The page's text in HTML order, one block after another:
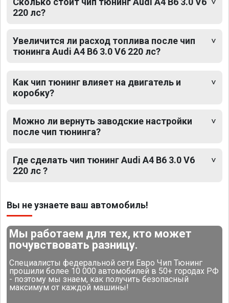
220 лс?
Увеличится ли расход топлива после чип
тюнинга Audi A4 B6 3.0 V6 220 лс?
Как чип тюнинг влияет на двигатель и
коробку?
Можно ли вернуть заводские настройки
после чип тюнинга?
Где сделать чип тюнинг Audi A4 B6 3.0 V6
220 лс ?
Вы не узнаете ваш автомобиль!
Мы работаем для тех, кто может
почувствовать разницу.
Специалисты федеральной сети Евро Чип Тюнинг
прошили более 10 000 автомобилей в 50+ городах РФ
- поэтому мы знаем, как получить безопасный
максимум от каждой машины!